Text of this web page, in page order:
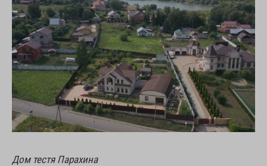
Дом тестя Парахина